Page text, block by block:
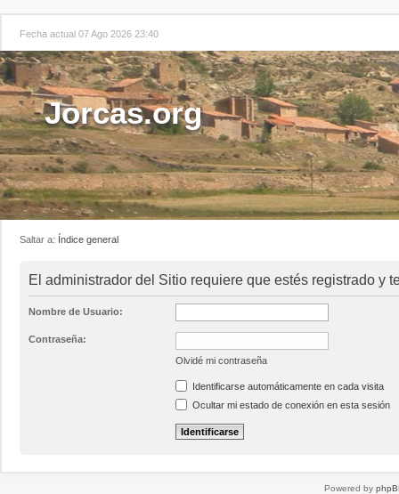
Fecha actual 07 Ago 2026 23:40
Jorcas.org
Saltar a: Índice general
El administrador del Sitio requiere que estés registrado y
Nombre de Usuario:
Contraseña:
Olvidé mi contraseña
Identificarse automáticamente en cada visita
Ocultar mi estado de conexión en esta sesión
Powered by